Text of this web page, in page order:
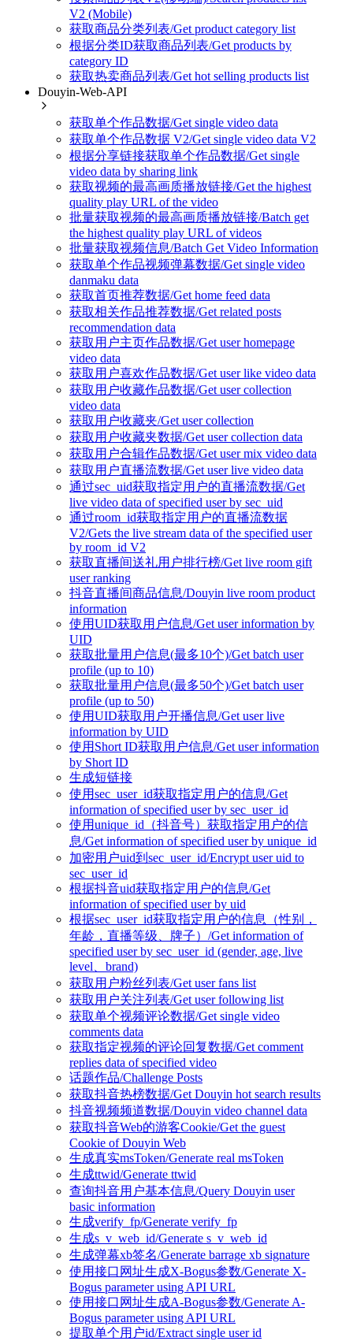
V2 (Mobile)
获取商品分类列表/Get product category list
根据分类ID获取商品列表/Get products by
category ID
获取热卖商品列表/Get hot selling products list
Douyin-Web-API
获取单个作品数据/Get single video data
获取单个作品数据 V2/Get single video data V2
根据分享链接获取单个作品数据/Get single
video data by sharing link
获取视频的最高画质播放链接/Get the highest
quality play URL of the video
批量获取视频的最高画质播放链接/Batch get
the highest quality play URL of videos
批量获取视频信息/Batch Get Video Information
获取单个作品视频弹幕数据/Get single video
danmaku data
获取首页推荐数据/Get home feed data
获取相关作品推荐数据/Get related posts
recommendation data
获取用户主页作品数据/Get user homepage
video data
获取用户喜欢作品数据/Get user like video data
获取用户收藏作品数据/Get user collection
video data
获取用户收藏夹/Get user collection
获取用户收藏夹数据/Get user collection data
获取用户合辑作品数据/Get user mix video data
获取用户直播流数据/Get user live video data
通过sec_uid获取指定用户的直播流数据/Get
live video data of specified user by sec_uid
通过room_id获取指定用户的直播流数据
V2/Gets the live stream data of the specified user
by room_id V2
获取直播间送礼用户排行榜/Get live room gift
user ranking
抖音直播间商品信息/Douyin live room product
information
使用UID获取用户信息/Get user information by
UID
获取批量用户信息(最多10个)/Get batch user
profile (up to 10)
获取批量用户信息(最多50个)/Get batch user
profile (up to 50)
使用UID获取用户开播信息/Get user live
information by UID
使用Short ID获取用户信息/Get user information
by Short ID
生成短链接
使用sec_user_id获取指定用户的信息/Get
information of specified user by sec_user_id
使用unique_id（抖音号）获取指定用户的信
息/Get information of specified user by unique_id
加密用户uid到sec_user_id/Encrypt user uid to
sec_user_id
根据抖音uid获取指定用户的信息/Get
information of specified user by uid
根据sec_user_id获取指定用户的信息（性别，
年龄，直播等级、牌子）/Get information of
specified user by sec_user_id (gender, age, live
level、brand)
获取用户粉丝列表/Get user fans list
获取用户关注列表/Get user following list
获取单个视频评论数据/Get single video
comments data
获取指定视频的评论回复数据/Get comment
replies data of specified video
话题作品/Challenge Posts
获取抖音热榜数据/Get Douyin hot search results
抖音视频频道数据/Douyin video channel data
获取抖音Web的游客Cookie/Get the guest
Cookie of Douyin Web
生成真实msToken/Generate real msToken
生成ttwid/Generate ttwid
查询抖音用户基本信息/Query Douyin user
basic information
生成verify_fp/Generate verify_fp
生成s_v_web_id/Generate s_v_web_id
生成弹幕xb签名/Generate barrage xb signature
使用接口网址生成X-Bogus参数/Generate X-
Bogus parameter using API URL
使用接口网址生成A-Bogus参数/Generate A-
Bogus parameter using API URL
提取单个用户id/Extract single user id